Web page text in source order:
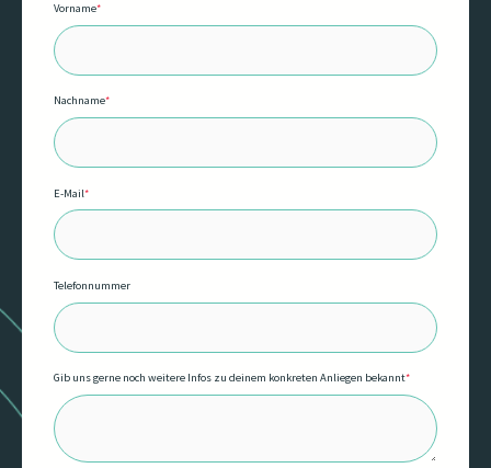
Vorname*
Nachname*
E-Mail*
Telefonnummer
Gib uns gerne noch weitere Infos zu deinem konkreten Anliegen bekannt*